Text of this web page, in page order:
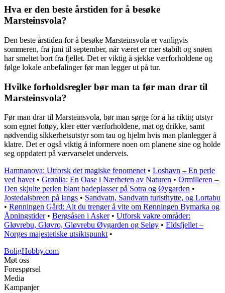
Hva er den beste årstiden for å besøke
Marsteinsvola?
Den beste årstiden for å besøke Marsteinsvola er vanligvis
sommeren, fra juni til september, når været er mer stabilt og snøen
har smeltet bort fra fjellet. Det er viktig å sjekke værforholdene og
følge lokale anbefalinger før man legger ut på tur.
Hvilke forholdsregler bør man ta før man drar til
Marsteinsvola?
Før man drar til Marsteinsvola, bør man sørge for å ha riktig utstyr
som egnet fottøy, klær etter værforholdene, mat og drikke, samt
nødvendig sikkerhetsutstyr som tau og hjelm hvis man planlegger å
klatre. Det er også viktig å informere noen om planene sine og holde
seg oppdatert på værvarselet underveis.
Hamnanova: Utforsk det magiske fenomenet • Loshavn – En perle
ved havet • Grønlia: En Oase i Nærheten av Naturen • Ormilleren –
Den skjulte perlen blant badeplasser på Sotra og Øygarden •
Jostedalsbreen på langs • Sandvatn, Sandvatn turisthytte, og Lortabu
• Rønningen Gård: Alt du trenger å vite om Rønningen Bymarka og
Åpningstider• Bergsåsen i Asker• Utforsk vakre områder:
Gløvrebu, Gløvro, Gløvrebu Øygarden og Seløy • Eldsfjellet –
Norges majestetiske utsiktspunkt •
BoligHobby.com
Møt oss
Forespørsel
Media
Kampanjer